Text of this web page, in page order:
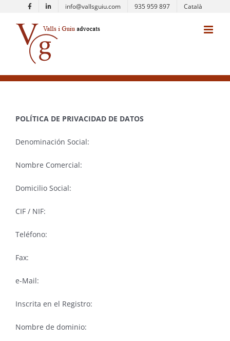
content
info@vallsguiu.com 935 959 897 Català
POLÍTICA DE PRIVACIDAD DE DATOS
Denominación Social:
Nombre Comercial:
Domicilio Social:
CIF / NIF:
Teléfono:
Fax:
e-Mail:
Inscrita en el Registro:
Nombre de dominio: